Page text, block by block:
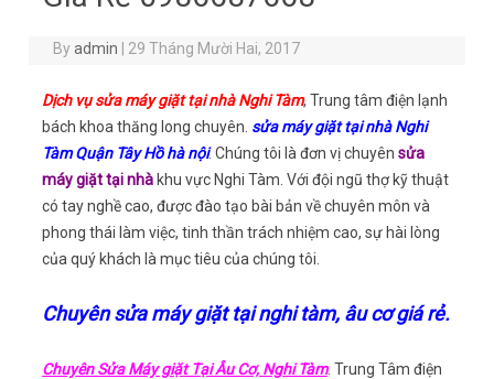
Byadmin 29 Tháng Mười Hai, 2017
Dịch vụ sửa máy giặt tại nhà Nghi Tàm, Trung tâm điện lạnh
bách khoa thăng long chuyên. sửa máy giặt tại nhà Nghi
Tàm Quận Tây Hồ hà nội. Chúng tôi là đơn vị chuyên sửa
máy giặt tại nhà khu vực Nghi Tàm. Với đội ngũ thợ kỹ thuật
có tay nghề cao, được đào tạo bài bản về chuyên môn và
phong thái làm việc, tinh thần trách nhiệm cao, sự hài lòng
của quý khách là mục tiêu của chúng tôi.
Chuyên sửa máy giặt tại nghi tàm, âu cơ giá rẻ.
Chuyên Sửa Máy giặt Tại Âu Cơ, Nghi Tàm. Trung Tâm điện